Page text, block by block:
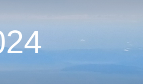
(tutto inaspettato), nelle storie di
in modo efficace l'intelligenza